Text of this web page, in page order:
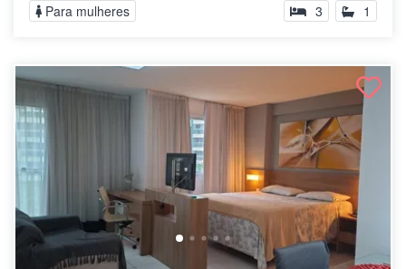
Para mulheres 3 1